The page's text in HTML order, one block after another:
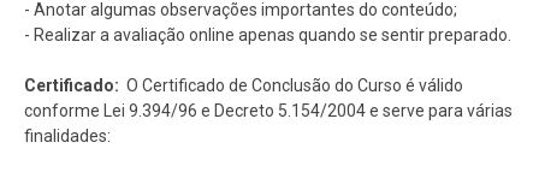
- Anotar algumas observações importantes do conteúdo;
- Realizar a avaliação online apenas quando se sentir preparado.
Certificado: O Certificado de Conclusão do Curso é válido
conforme Lei 9.394/96 e Decreto 5.154/2004 e serve para várias
finalidades: